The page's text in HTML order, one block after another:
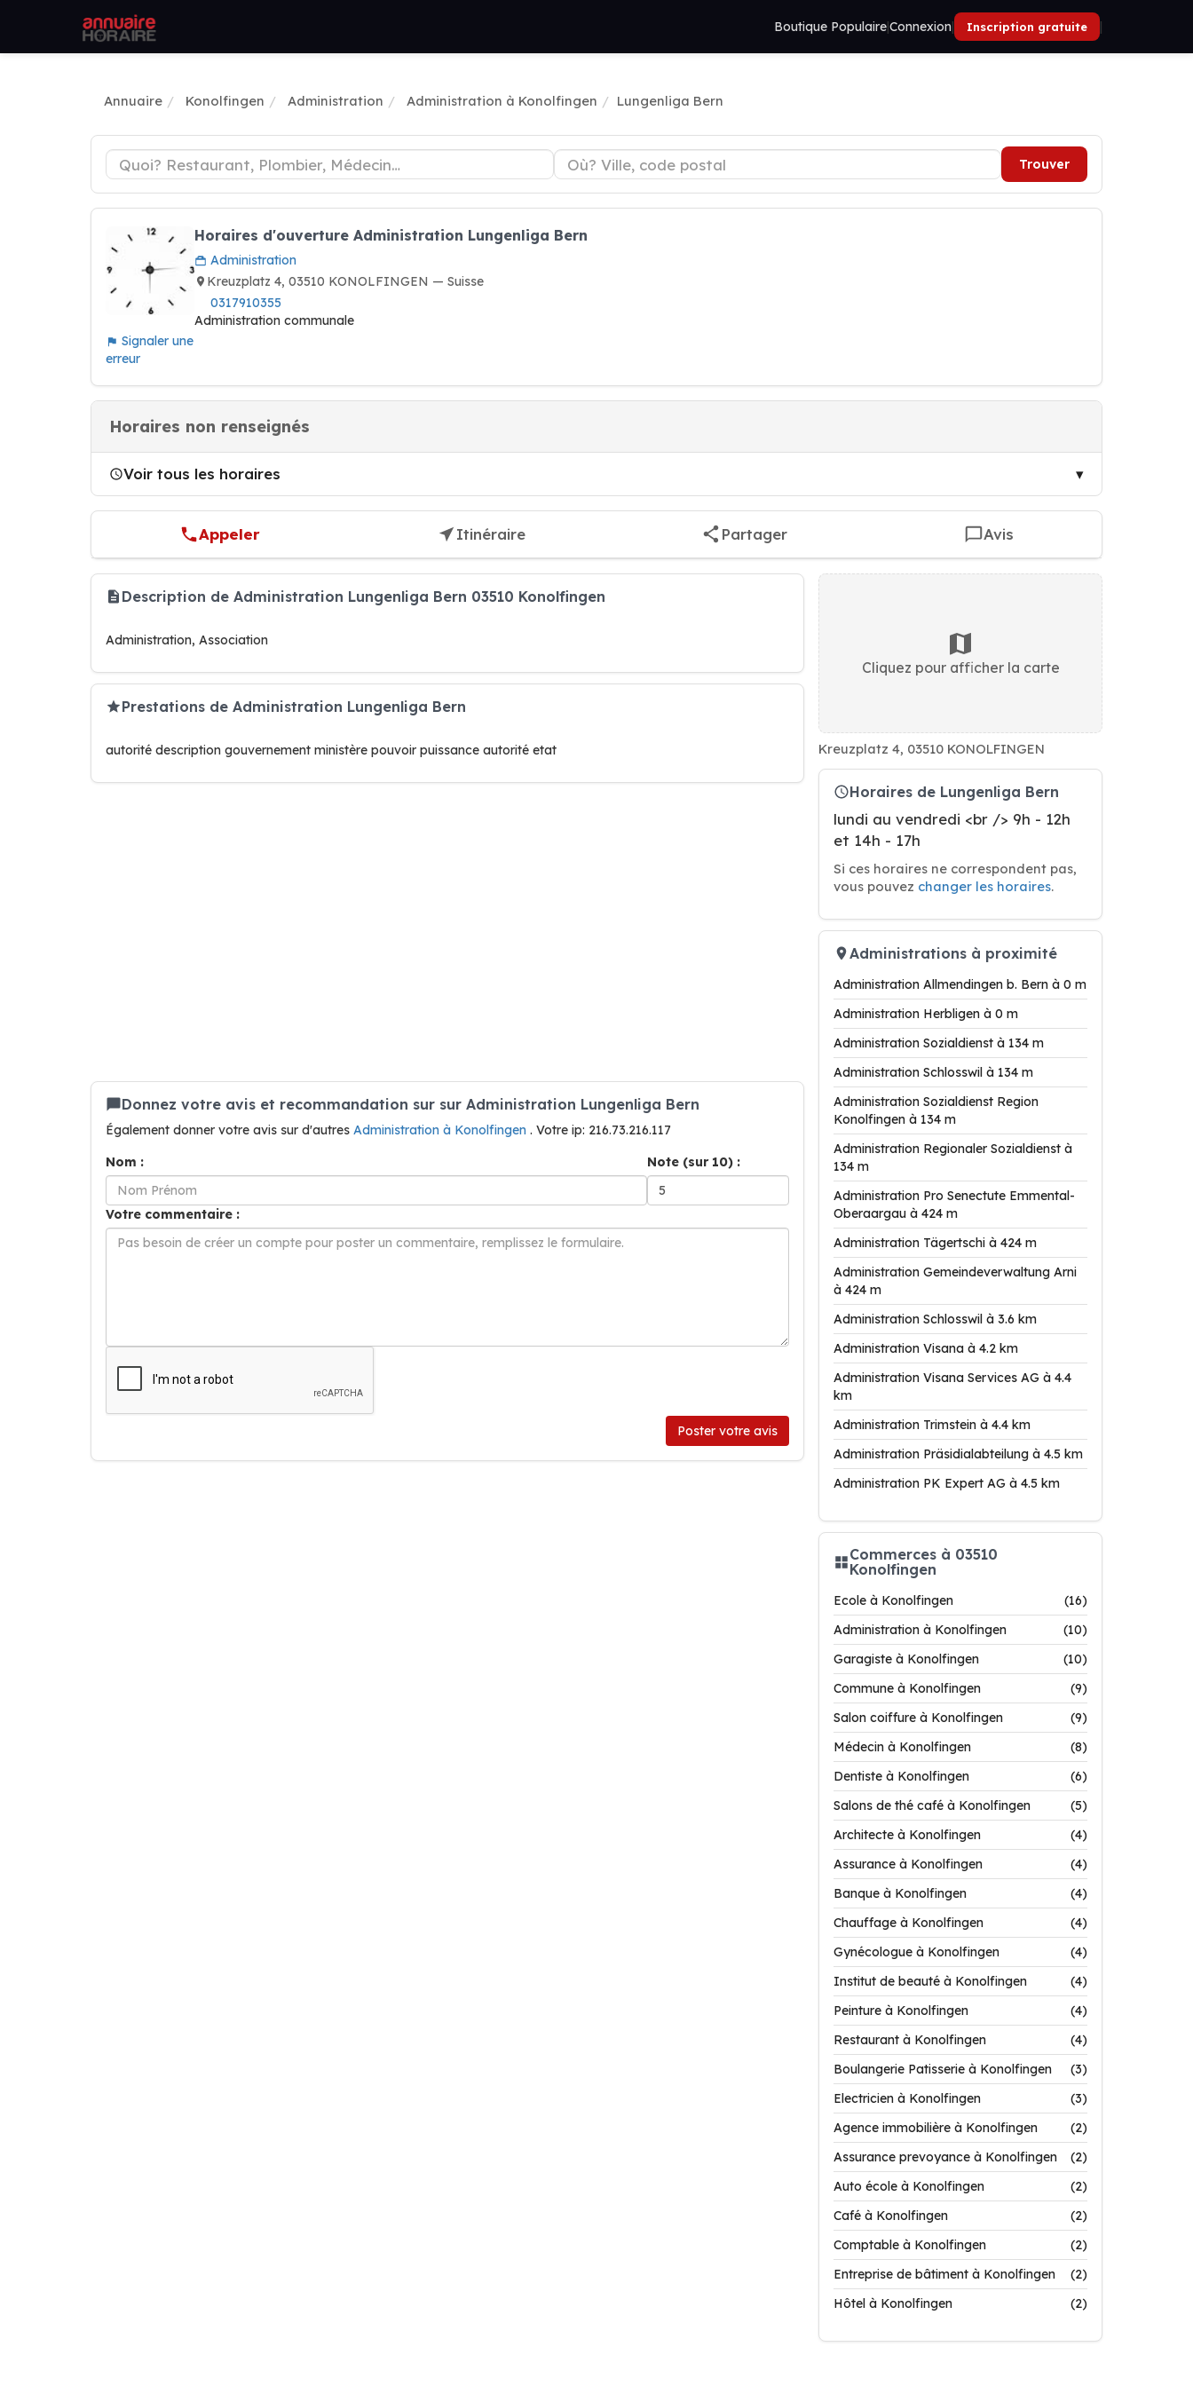
Boutique Populaire|Connexion| Inscription gratuite |
Annuaire Konolfingen Administration Administration à Konolfingen Lungenliga Bern
Trouver
Signaler une
erreur
Horaires d'ouverture Administration Lungenliga Bern
Administration
Kreuzplatz 4, 03510 KONOLFINGEN — Suisse
0317910355
Administration communale
Horaires non renseignés
Voir tous les horaires
Appeler Itinéraire Partager Avis
Description de Administration Lungenliga Bern 03510 Konolfingen
Administration, Association
Prestations de Administration Lungenliga Bern
autorité description gouvernement ministère pouvoir puissance autorité etat
Donnez votre avis et recommandation sur sur Administration Lungenliga Bern
Également donner votre avis sur d'autres Administration à Konolfingen . Votre ip: 216.73.216.117
Nom :
Note (sur 10) :
Votre commentaire :
Poster votre avis
Cliquez pour afficher la carte
Kreuzplatz 4, 03510 KONOLFINGEN
Horaires de Lungenliga Bern
lundi au vendredi <br /> 9h - 12h
et 14h - 17h
Si ces horaires ne correspondent pas,
vous pouvez changer les horaires.
Administrations à proximité
Administration Allmendingen b. Bern à 0 m
Administration Herbligen à 0 m
Administration Sozialdienst à 134 m
Administration Schlosswil à 134 m
Administration Sozialdienst Region
Konolfingen à 134 m
Administration Regionaler Sozialdienst à
134 m
Administration Pro Senectute Emmental-
Oberaargau à 424 m
Administration Tägertschi à 424 m
Administration Gemeindeverwaltung Arni
à 424 m
Administration Schlosswil à 3.6 km
Administration Visana à 4.2 km
Administration Visana Services AG à 4.4
km
Administration Trimstein à 4.4 km
Administration Präsidialabteilung à 4.5 km
Administration PK Expert AG à 4.5 km
Commerces à 03510
Konolfingen
Ecole à Konolfingen
(16)
Administration à Konolfingen
(10)
Garagiste à Konolfingen
(10)
Commune à Konolfingen
(9)
Salon coiffure à Konolfingen
(9)
Médecin à Konolfingen
(8)
Dentiste à Konolfingen
(6)
Salons de thé café à Konolfingen
(5)
Architecte à Konolfingen
(4)
Assurance à Konolfingen
(4)
Banque à Konolfingen
(4)
Chauffage à Konolfingen
(4)
Gynécologue à Konolfingen
(4)
Institut de beauté à Konolfingen
(4)
Peinture à Konolfingen
(4)
Restaurant à Konolfingen
(4)
Boulangerie Patisserie à Konolfingen
(3)
Electricien à Konolfingen
(3)
Agence immobilière à Konolfingen
(2)
Assurance prevoyance à Konolfingen
(2)
Auto école à Konolfingen
(2)
Café à Konolfingen
(2)
Comptable à Konolfingen
(2)
Entreprise de bâtiment à Konolfingen
(2)
Hôtel à Konolfingen
(2)